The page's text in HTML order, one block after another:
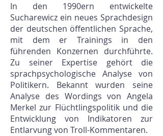
In den 1990ern entwickelte
Sucharewicz ein neues Sprachdesign
der deutschen öffentlichen Sprache,
mit dem er Trainings in den
führenden Konzernen durchführte.
Zu seiner Expertise gehört die
sprachpsychologische Analyse von
Politikern. Bekannt wurden seine
Analyse des Wordings von Angela
Merkel zur Flüchtlingspolitik und die
Entwicklung von Indikatoren zur
Entlarvung von Troll-Kommentaren.